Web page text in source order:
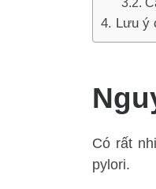
Lưu ý
Có rất
pylori.